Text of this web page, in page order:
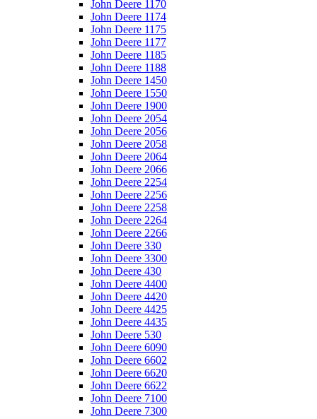
John Deere 1170
John Deere 1174
John Deere 1175
John Deere 1177
John Deere 1185
John Deere 1188
John Deere 1450
John Deere 1550
John Deere 1900
John Deere 2054
John Deere 2056
John Deere 2058
John Deere 2064
John Deere 2066
John Deere 2254
John Deere 2256
John Deere 2258
John Deere 2264
John Deere 2266
John Deere 330
John Deere 3300
John Deere 430
John Deere 4400
John Deere 4420
John Deere 4425
John Deere 4435
John Deere 530
John Deere 6090
John Deere 6602
John Deere 6620
John Deere 6622
John Deere 7100
John Deere 7300